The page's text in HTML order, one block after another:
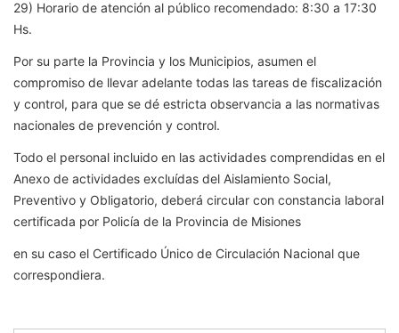
29) Horario de atención al público recomendado: 8:30 a 17:30
Hs.
Por su parte la Provincia y los Municipios, asumen el
compromiso de llevar adelante todas las tareas de fiscalización
y control, para que se dé estricta observancia a las normativas
nacionales de prevención y control.
Todo el personal incluido en las actividades comprendidas en el
Anexo de actividades excluídas del Aislamiento Social,
Preventivo y Obligatorio, deberá circular con constancia laboral
certificada por Policía de la Provincia de Misiones
en su caso el Certificado Único de Circulación Nacional que
correspondiera.